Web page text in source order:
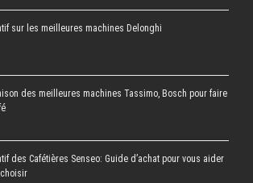
sur les meilleures machines Delonghi
des meilleures machines Tassimo, Bosch pour faire
des Cafétières Senseo: Guide d’achat pour vous aider